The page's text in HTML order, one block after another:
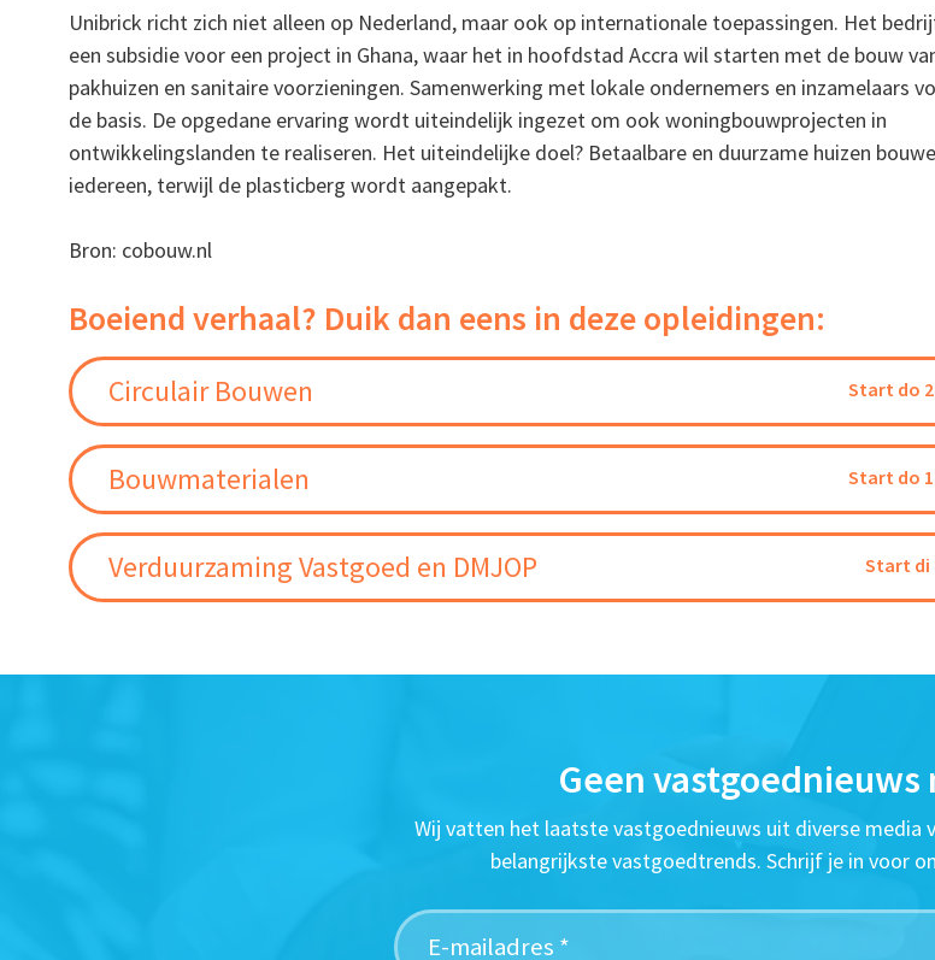
Unibrick richt zich niet alleen op Nederland, maar ook op internationale toepassingen. Het
een subsidie voor een project in Ghana, waar het in hoofdstad Accra wil starten met de bouw
pakhuizen en sanitaire voorzieningen. Samenwerking met lokale ondernemers en inzamelaars
de basis. De opgedane ervaring wordt uiteindelijk ingezet om ook woningbouwprojecten in
ontwikkelingslanden te realiseren. Het uiteindelijke doel? Betaalbare en duurzame huizen
iedereen, terwijl de plasticberg wordt aangepakt.
Bron: cobouw.nl
Boeiend verhaal? Duik dan eens in deze opleidingen:
Circulair Bouwen Start do
Bouwmaterialen Start do
Verduurzaming Vastgoed en DMJOP Start di
Geen vastgoednieuws
Wij vatten het laatste vastgoednieuws uit diverse media
belangrijkste vastgoedtrends. Schrijf je in voor